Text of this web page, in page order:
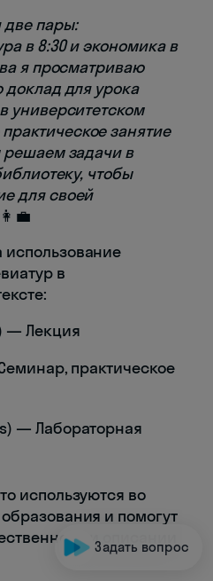
две пары:
в 8:30 и экономика в
я просматриваю
доклад для урока
университетском
занятие
решаем задачи в
чтобы
для своей
в
— Лекция
практическое
— Лабораторная
используются во
и помогут
при описании
Задать вопрос